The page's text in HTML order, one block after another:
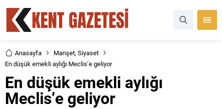
Anasayfa Manşet, Siyaset
En düşük emekli aylığı Meclis’e geliyor
En düşük emekli aylığı
Meclis’e geliyor